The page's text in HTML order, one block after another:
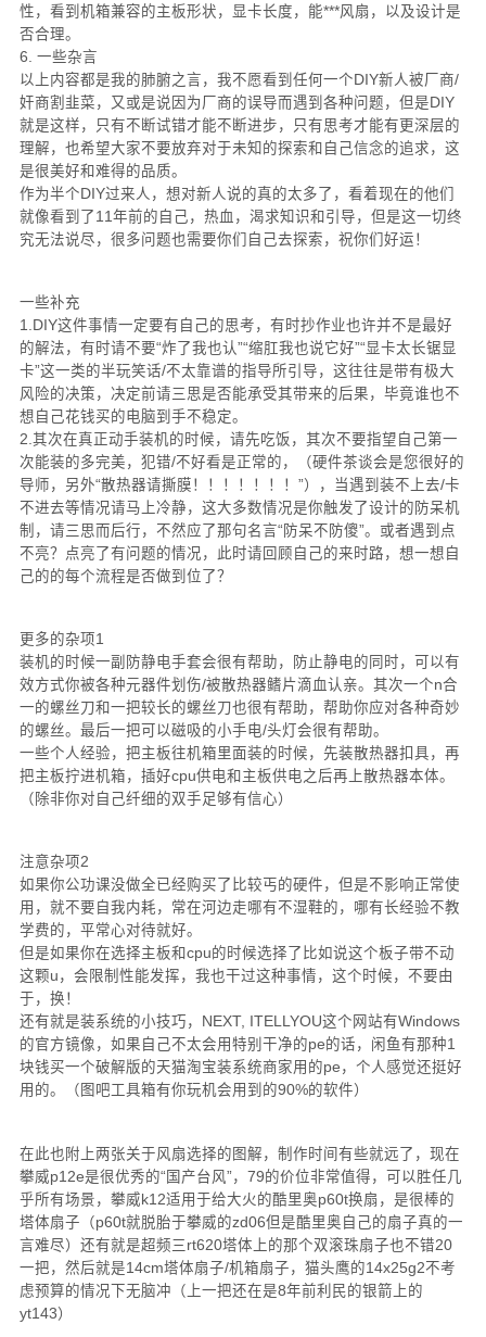
性，看到机箱兼容的主板形状，显卡长度，能***风扇，以及设计是
否合理。
6. 一些杂言
以上内容都是我的肺腑之言，我不愿看到任何一个DIY新人被厂商/
奸商割韭菜，又或是说因为厂商的误导而遇到各种问题，但是DIY
就是这样，只有不断试错才能不断进步，只有思考才能有更深层的
理解，也希望大家不要放弃对于未知的探索和自己信念的追求，这
是很美好和难得的品质。
作为半个DIY过来人，想对新人说的真的太多了，看着现在的他们
就像看到了11年前的自己，热血，渴求知识和引导，但是这一切终
究无法说尽，很多问题也需要你们自己去探索，祝你们好运！
一些补充
1.DIY这件事情一定要有自己的思考，有时抄作业也许并不是最好
的解法，有时请不要“炸了我也认”“缩肛我也说它好”“显卡太长锯显
卡”这一类的半玩笑话/不太靠谱的指导所引导，这往往是带有极大
风险的决策，决定前请三思是否能承受其带来的后果，毕竟谁也不
想自己花钱买的电脑到手不稳定。
2.其次在真正动手装机的时候，请先吃饭，其次不要指望自己第一
次能装的多完美，犯错/不好看是正常的，（硬件茶谈会是您很好的
导师，另外“散热器请撕膜！！！！！！！”），当遇到装不上去/卡
不进去等情况请马上冷静，这大多数情况是你触发了设计的防呆机
制，请三思而后行，不然应了那句名言“防呆不防傻”。或者遇到点
不亮？点亮了有问题的情况，此时请回顾自己的来时路，想一想自
己的的每个流程是否做到位了？
更多的杂项1
装机的时候一副防静电手套会很有帮助，防止静电的同时，可以有
效方式你被各种元器件划伤/被散热器鳍片滴血认亲。其次一个n合
一的螺丝刀和一把较长的螺丝刀也很有帮助，帮助你应对各种奇妙
的螺丝。最后一把可以磁吸的小手电/头灯会很有帮助。
一些个人经验，把主板往机箱里面装的时候，先装散热器扣具，再
把主板拧进机箱，插好cpu供电和主板供电之后再上散热器本体。
（除非你对自己纤细的双手足够有信心）
注意杂项2
如果你公功课没做全已经购买了比较丐的硬件，但是不影响正常使
用，就不要自我内耗，常在河边走哪有不湿鞋的，哪有长经验不教
学费的，平常心对待就好。
但是如果你在选择主板和cpu的时候选择了比如说这个板子带不动
这颗u，会限制性能发挥，我也干过这种事情，这个时候，不要由
于，换！
还有就是装系统的小技巧，NEXT, ITELLYOU这个网站有Windows
的官方镜像，如果自己不太会用特别干净的pe的话，闲鱼有那种1
块钱买一个破解版的天猫淘宝装系统商家用的pe，个人感觉还挺好
用的。（图吧工具箱有你玩机会用到的90%的软件）
在此也附上两张关于风扇选择的图解，制作时间有些就远了，现在
攀威p12e是很优秀的“国产台风”，79的价位非常值得，可以胜任几
乎所有场景，攀威k12适用于给大火的酷里奥p60t换扇，是很棒的
塔体扇子（p60t就脱胎于攀威的zd06但是酷里奥自己的扇子真的一
言难尽）还有就是超频三rt620塔体上的那个双滚珠扇子也不错20
一把，然后就是14cm塔体扇子/机箱扇子，猫头鹰的14x25g2不考
虑预算的情况下无脑冲（上一把还在是8年前利民的银箭上的
yt143）